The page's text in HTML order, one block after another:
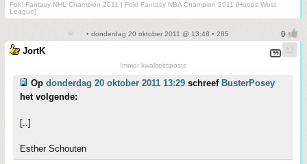
Fok! Fantasy NHL Champion 2011 | Fok! Fantasy NBA Champion 2011 (Hoops West
League)
• donderdag 20 oktober 2011 @ 13:48 • 285
JortK
Immer kwaliteitsposts
Op donderdag 20 oktober 2011 13:29 schreef BusterPosey
het volgende:
[..]
Esther Schouten